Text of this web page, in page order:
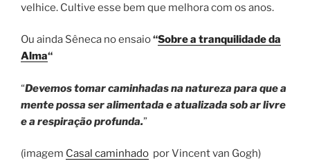
velhice. Cultive esse bem que melhora com os anos.
Ou ainda Sêneca no ensaio“Sobre a tranquilidade da
Alma“
“Devemos tomar caminhadas na natureza para que a
mente possa ser alimentada e atualizada sob ar livre
e a respiração profunda.”
(imagem Casal caminhado por Vincent van Gogh)